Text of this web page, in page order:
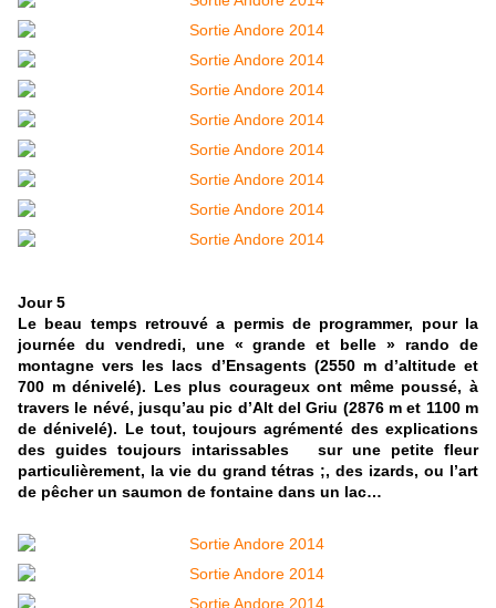
Jour 5
Le beau temps retrouvé a permis de programmer, pour la
journée du vendredi, une « grande et belle » rando de
montagne vers les lacs d’Ensagents (2550 m d’altitude et
700 m dénivelé). Les plus courageux ont même poussé, à
travers le névé, jusqu’au pic d’Alt del Griu (2876 m et 1100 m
de dénivelé). Le tout, toujours agrémenté des explications
des guides toujours intarissables sur une petite fleur
particulièrement, la vie du grand tétras ;, des izards, ou l’art
de pêcher un saumon de fontaine dans un lac…